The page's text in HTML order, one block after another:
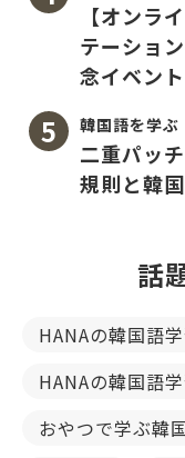
【オンラ
テーショ
念イベン
韓国語を学ぶ
二重パッ
規則と韓
話
HANAの韓国語
HANAの韓国語
おやつで学ぶ韓